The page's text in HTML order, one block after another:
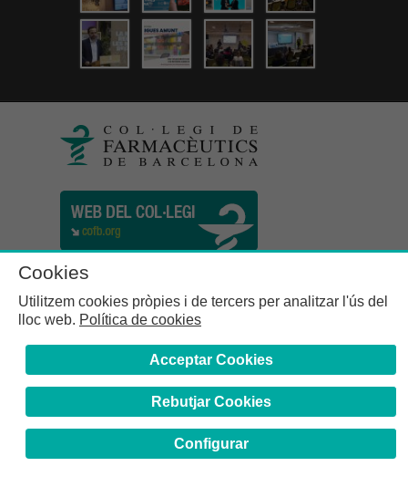
Cookies
Utilitzem cookies pròpies i de tercers per analitzar l'ús del
lloc web. Política de cookies
Acceptar Cookies
Rebutjar Cookies
Configurar